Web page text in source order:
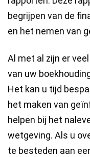
begrijpen van de
en het nemen van
Al met al zijn er
van uw
Het kan u tijd
het maken van
helpen bij het
wetgeving. Als u
te besteden aan